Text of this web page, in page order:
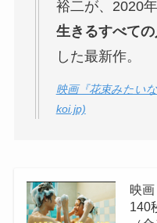
裕二が、2020
生きるすべて
した最新作。
映画『花束みたい
koi.jp)
映画
140